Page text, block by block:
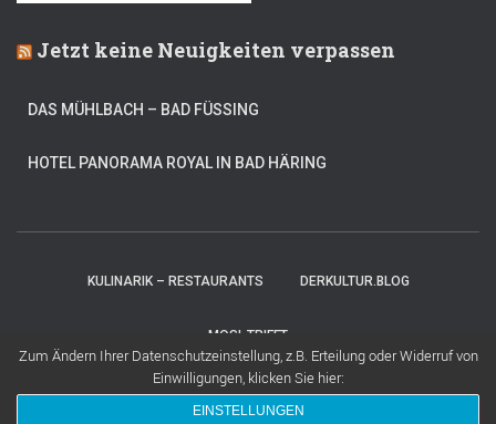
Jetzt keine Neuigkeiten verpassen
DAS MÜHLBACH – BAD FÜSSING
HOTEL PANORAMA ROYAL IN BAD HÄRING
KULINARIK – RESTAURANTS DERKULTUR.BLOG
MOSI-TRIFFT
Hestia | Entwickelt vonThemeIsle
Zum Ändern Ihrer Datenschutzeinstellung, z.B. Erteilung oder Widerruf von
Einwilligungen, klicken Sie hier:
EINSTELLUNGEN